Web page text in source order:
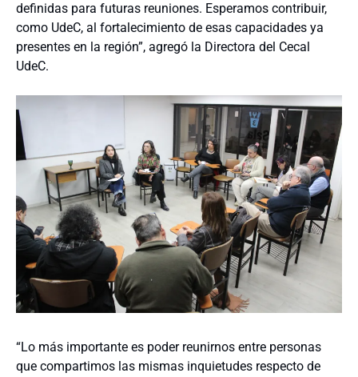
definidas para futuras reuniones. Esperamos contribuir,
como UdeC, al fortalecimiento de esas capacidades ya
presentes en la región”, agregó la Directora del Cecal
UdeC.
“Lo más importante es poder reunirnos entre personas
que compartimos las mismas inquietudes respecto de